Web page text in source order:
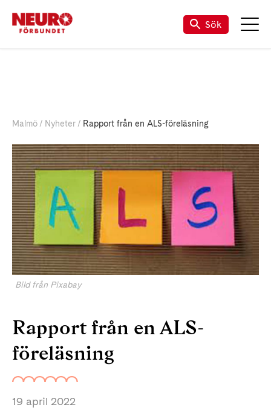
Kalender för Neuro (riks)
TALANDE WEBB
Sök
Malmö Nyheter Rapport från en ALS-föreläsning
Bild från Pixabay
Rapport från en ALS-
föreläsning
19 april 2022